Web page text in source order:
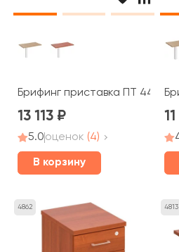
Брифинг приставка ПТ 447
13 113
5.0оценок (4)
В корзину
4862 4813